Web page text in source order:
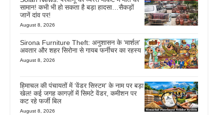
सामान! कभी भी हो सकता है बड़ा हादसा…सैकड़ों
जानें दांव पर!
August 8, 2026
Sirona Furniture Theft: अनुशासन के ‘मार्शल’
अवतार और शहर सिरोना से गायब फर्नीचर का रहस्य
August 8, 2026
हिमाचल की पंचायतों में ‘वेंडर सिस्टम’ के नाम पर बड़ा
खेल! कई जगह कागज़ों में सिमटे वेंडर, कमीशन पर
कट रहे फर्जी बिल
August 8, 2026